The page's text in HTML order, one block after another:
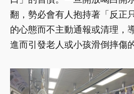
翻，勢必會有人抱持著「反正
的心態而不主動通報或清理，
進而引發老人或小孩滑倒摔傷